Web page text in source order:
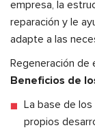
empresa, la
reparación y le
adapte a las
Regeneración de
Beneficios de
La base de
propios